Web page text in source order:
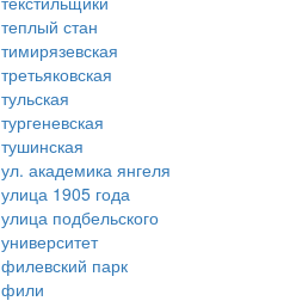
теплый стан
тимирязевская
третьяковская
тульская
тургеневская
тушинская
ул. академика янгеля
улица 1905 года
улица подбельского
университет
филевский парк
фили